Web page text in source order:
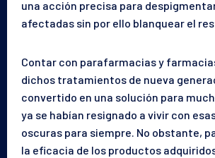
una acción precisa para
afectadas sin por ello blanquear el
Contar con parafarmacias y
dichos tratamientos de nueva
convertido en una solución para
ya se habían resignado a vivir con
oscuras para siempre. No obstante,
la eficacia de los productos